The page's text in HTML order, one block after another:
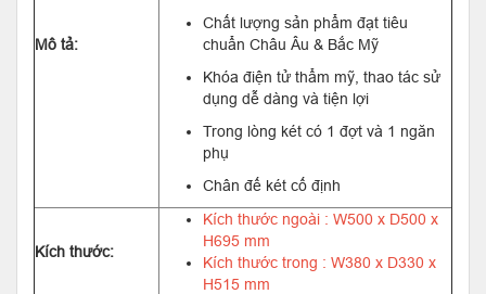
Mô tả:
Chất lượng sản phẩm đạt tiêu
chuẩn Châu Âu & Bắc Mỹ
Khóa điện tử thẩm mỹ, thao tác sử
dụng dễ dàng và tiện lợi
Trong lòng két có 1 đợt và 1 ngăn
phụ
Chân đế két cố định
Kích thước:
Kích thước ngoài : W500 x D500 x
H695 mm
Kích thước trong : W380 x D330 x
H515 mm